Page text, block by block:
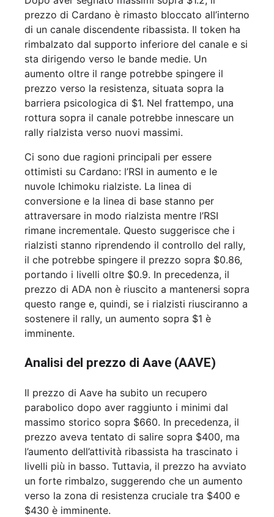
prezzo di Cardano è rimasto bloccato all’interno
di un canale discendente ribassista. Il token ha
rimbalzato dal supporto inferiore del canale e si
sta dirigendo verso le bande medie. Un
aumento oltre il range potrebbe spingere il
prezzo verso la resistenza, situata sopra la
barriera psicologica di $1. Nel frattempo, una
rottura sopra il canale potrebbe innescare un
rally rialzista verso nuovi massimi.
Ci sono due ragioni principali per essere
ottimisti su Cardano: l’RSI in aumento e le
nuvole Ichimoku rialziste. La linea di
conversione e la linea di base stanno per
attraversare in modo rialzista mentre l’RSI
rimane incrementale. Questo suggerisce che i
rialzisti stanno riprendendo il controllo del rally,
il che potrebbe spingere il prezzo sopra $0.86,
portando i livelli oltre $0.9. In precedenza, il
prezzo di ADA non è riuscito a mantenersi sopra
questo range e, quindi, se i rialzisti riusciranno a
sostenere il rally, un aumento sopra $1 è
imminente.
Analisi del prezzo di Aave (AAVE)
Il prezzo di Aave ha subito un recupero
parabolico dopo aver raggiunto i minimi dal
massimo storico sopra $660. In precedenza, il
prezzo aveva tentato di salire sopra $400, ma
l’aumento dell’attività ribassista ha trascinato i
livelli più in basso. Tuttavia, il prezzo ha avviato
un forte rimbalzo, suggerendo che un aumento
verso la zona di resistenza cruciale tra $400 e
$430 è imminente.